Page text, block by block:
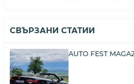
СВЪРЗАНИ СТАТИИ
AUTO FEST